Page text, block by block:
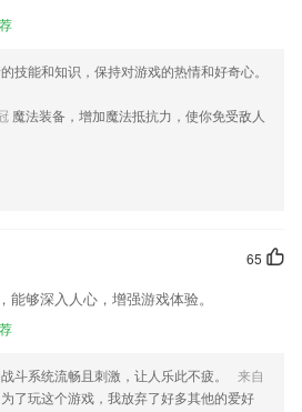
分享
色的用户，在二二六五安卓网可以无需任何
理
装软件优势
询，满强大的分类搜索功能，足您的需求
界面，帮助用户提前熟悉考试界面，平稳
老师在线辅导，可以观看直播教学。
文的绘本；
能力，能力检测的结果在提交试卷那一刻
技能和知识，保持对游戏的热情和好奇心。
魔法装备，增加魔法抵抗力，使你免受敌人
65
能够深入人心，增强游戏体验。
斗系统流畅且刺激，让人乐此不疲。
来自
为了玩这个游戏，我放弃了好多其他的爱好